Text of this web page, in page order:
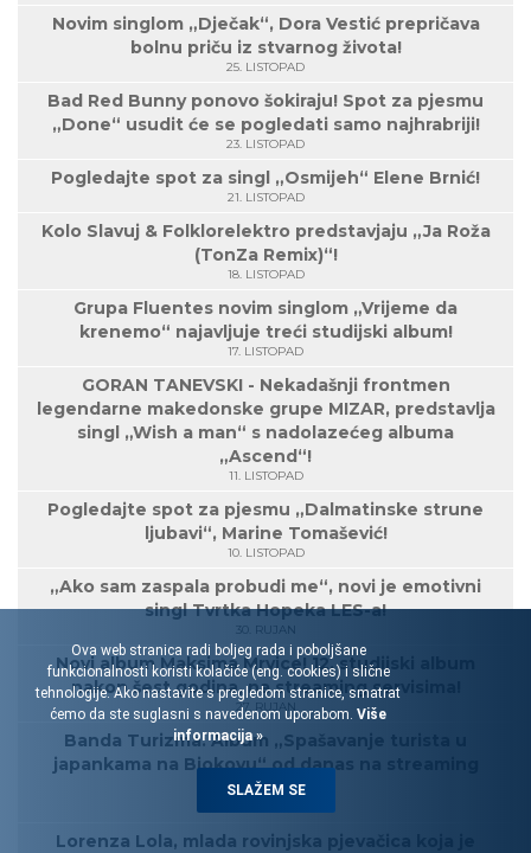
Novim singlom „Dječak“, Dora Vestić prepričava
bolnu priču iz stvarnog života!
25. LISTOPAD
Bad Red Bunny ponovo šokiraju! Spot za pjesmu
„Done“ usudit će se pogledati samo najhrabriji!
23. LISTOPAD
Pogledajte spot za singl „Osmijeh“ Elene Brnić!
21. LISTOPAD
Kolo Slavuj & Folklorelektro predstavjaju „Ja Roža
(TonZa Remix)“!
18. LISTOPAD
Grupa Fluentes novim singlom „Vrijeme da
krenemo“ najavljuje treći studijski album!
17. LISTOPAD
GORAN TANEVSKI - Nekadašnji frontmen
legendarne makedonske grupe MIZAR, predstavlja
singl „Wish a man“ s nadolazećeg albuma
„Ascend“!
11. LISTOPAD
Pogledajte spot za pjesmu „Dalmatinske strune
ljubavi“, Marine Tomašević!
10. LISTOPAD
„Ako sam zaspala probudi me“, novi je emotivni
singl Tvrtka Hopeka LES-a!
30. RUJAN
Novi album Maksima Mrvice! 12. studijski album
nakon šest godina, na streaming servisima!
27. RUJAN
Banda Turizma: Album „Spašavanje turista u
japankama na Biokovu“ od danas na streaming
servisima!
Lorenza Lola, mlada rovinjska pjevačica koja je
Ova web stranica radi boljeg rada i poboljšane
funkcionalnosti koristi kolačiće (eng. cookies) i slične
tehnologije. Ako nastavite s pregledom stranice, smatrat
ćemo da ste suglasni s navedenom uporabom. Više
informacija »
SLAŽEM SE